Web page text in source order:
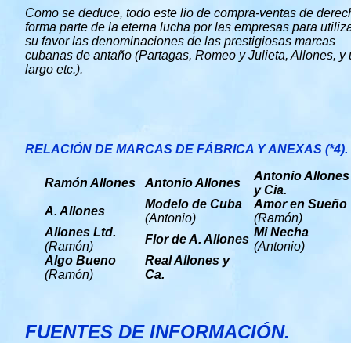
Como se deduce, todo este lio de compra-ventas de
forma parte de la eterna lucha por las empresas para
su favor las denominaciones de las prestigiosas marcas
cubanas de antaño (Partagas, Romeo y Julieta, Allones, y
largo etc.).
RELACIÓN DE MARCAS DE FÁBRICA Y ANEXAS (*4).
Ramón Allones Antonio Allones
Antonio Allones
y Cia.
A. Allones
Modelo de Cuba
(Antonio)
Amor en Sueño
(Ramón)
Allones Ltd.
(Ramón)
Flor de A. Allones
Mi Necha
(Antonio)
Algo Bueno
(Ramón)
Real Allones y
Ca.
FUENTES DE INFORMACIÓN.